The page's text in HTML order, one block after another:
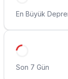
En Büyük
Son 7 Gün